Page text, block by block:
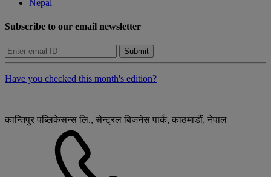
Nepal
Subscribe to our email newsletter
Submit
Have you checked this month's edition?
कान्तिपुर पब्लिकेसन्स लि., सेन्ट्रल बिजनेस पार्क, काठमाडौं, नेपाल